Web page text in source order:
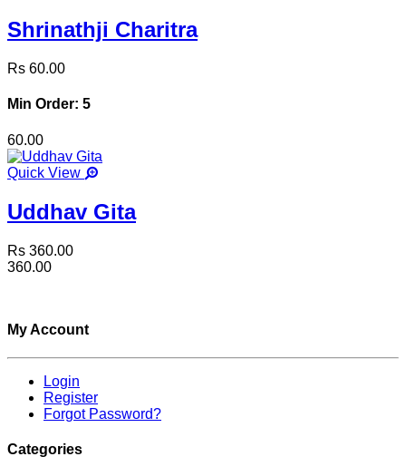
Shrinathji Charitra
Rs 60.00
Min Order: 5
60.00
Quick View
Uddhav Gita
Rs 360.00
360.00
My Account
Login
Register
Forgot Password?
Categories